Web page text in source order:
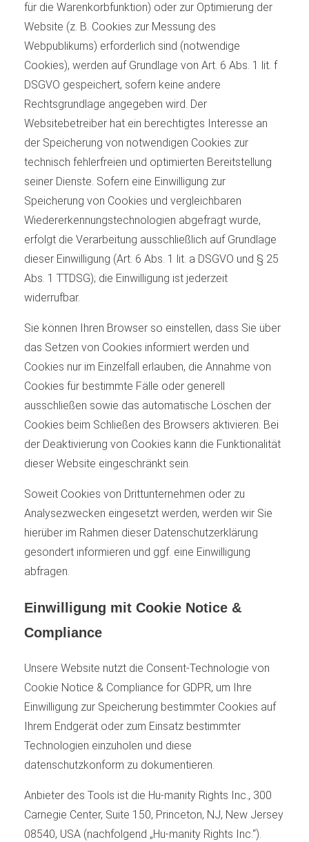
für die Warenkorbfunktion) oder zur Optimierung der
Website (z. B. Cookies zur Messung des
Webpublikums) erforderlich sind (notwendige
Cookies), werden auf Grundlage von Art. 6 Abs. 1 lit. f
DSGVO gespeichert, sofern keine andere
Rechtsgrundlage angegeben wird. Der
Websitebetreiber hat ein berechtigtes Interesse an
der Speicherung von notwendigen Cookies zur
technisch fehlerfreien und optimierten Bereitstellung
seiner Dienste. Sofern eine Einwilligung zur
Speicherung von Cookies und vergleichbaren
Wiedererkennungstechnologien abgefragt wurde,
erfolgt die Verarbeitung ausschließlich auf Grundlage
dieser Einwilligung (Art. 6 Abs. 1 lit. a DSGVO und § 25
Abs. 1 TTDSG); die Einwilligung ist jederzeit
widerrufbar.
Sie können Ihren Browser so einstellen, dass Sie über
das Setzen von Cookies informiert werden und
Cookies nur im Einzelfall erlauben, die Annahme von
Cookies für bestimmte Fälle oder generell
ausschließen sowie das automatische Löschen der
Cookies beim Schließen des Browsers aktivieren. Bei
der Deaktivierung von Cookies kann die Funktionalität
dieser Website eingeschränkt sein.
Soweit Cookies von Drittunternehmen oder zu
Analysezwecken eingesetzt werden, werden wir Sie
hierüber im Rahmen dieser Datenschutzerklärung
gesondert informieren und ggf. eine Einwilligung
abfragen.
Einwilligung mit Cookie Notice &
Compliance
Unsere Website nutzt die Consent-Technologie von
Cookie Notice & Compliance for GDPR, um Ihre
Einwilligung zur Speicherung bestimmter Cookies auf
Ihrem Endgerät oder zum Einsatz bestimmter
Technologien einzuholen und diese
datenschutzkonform zu dokumentieren.
Anbieter des Tools ist die Hu-manity Rights Inc., 300
Carnegie Center, Suite 150, Princeton, NJ, New Jersey
08540, USA (nachfolgend „Hu-manity Rights Inc.“).